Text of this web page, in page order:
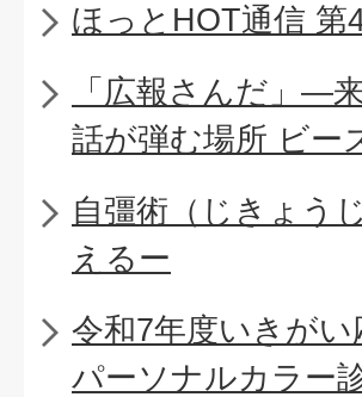
ほっとHOT通信 第
「広報さんだ」―
話が弾む場所 ビー
自彊術（じきょう
えるー
令和7年度いきが
パーソナルカラー